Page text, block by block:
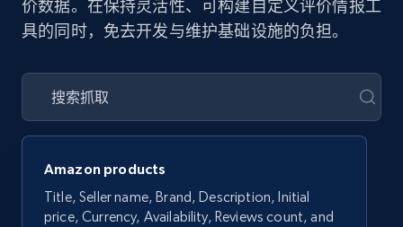
价数据。在保持灵活性、可构建自定义评价情报工
具的同时，免去开发与维护基础设施的负担。
Amazon products
Title, Seller name, Brand, Description, Initial
price, Currency, Availability, Reviews count, and